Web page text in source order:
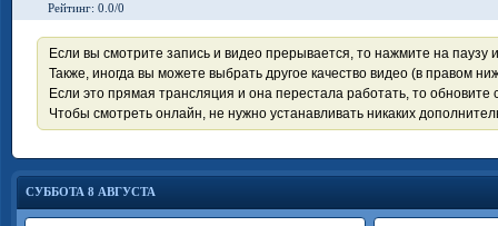
Рейтинг: 0.0/0
Если вы смотрите запись и видео прерывается, то нажмите на паузу
Также, иногда вы можете выбрать другое качество видео (в правом
Если это прямая трансляция и она перестала работать, то обновите
Чтобы смотреть онлайн, не нужно устанавливать никаких
СУББОТА 8 АВГУСТА